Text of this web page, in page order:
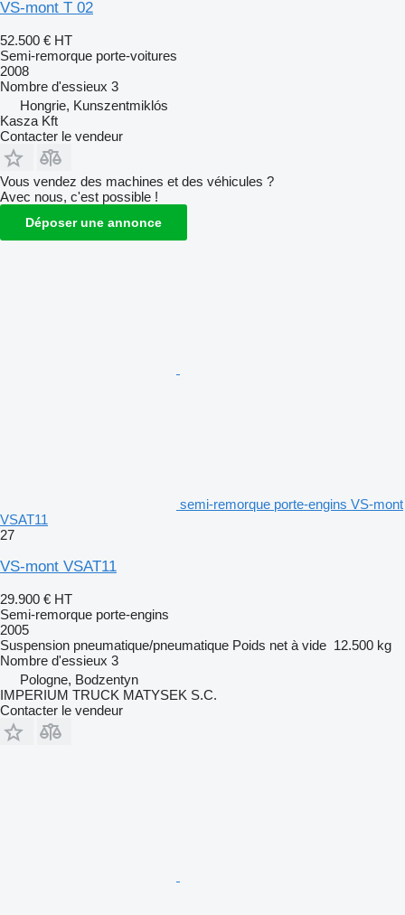
VS-mont T 02
52.500 € HT
Semi-remorque porte-voitures
2008
Nombre d'essieux 3
Hongrie, Kunszentmiklós
Kasza Kft
Contacter le vendeur
Vous vendez des machines et des véhicules ?
Avec nous, c'est possible !
Déposer une annonce
semi-remorque porte-engins VS-mont
VSAT11
27
VS-mont VSAT11
29.900 € HT
Semi-remorque porte-engins
2005
Suspension pneumatique/pneumatique Poids net à vide 12.500 kg
Nombre d'essieux 3
Pologne, Bodzentyn
IMPERIUM TRUCK MATYSEK S.C.
Contacter le vendeur